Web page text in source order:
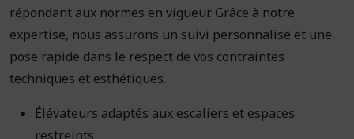
répondant aux normes en vigueur. Grâce à notre
expertise, nous assurons un suivi personnalisé et une
pose rapide dans le respect de vos contraintes
techniques et esthétiques.
Élévateurs adaptés aux escaliers et espaces
restreints